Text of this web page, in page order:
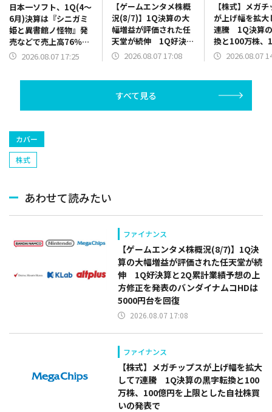
日本一ソフト、1Q(4～
6月)決算は『シニガミ
姫と異書館ノ怪物』発
売などで売上高76％増
に 2Q以降発売の新作
2026.08.07 17:25
【ゲームエンタメ株概
況(8/7)】1Q決算の大
幅増益が評価された任
天堂が続伸 1Q好決算
と2Q累計業績予想の上
2026.08.07 17:08
【株式】メガ
が上げ幅を拡大
連騰 1Q決算
換と100万株、
円を上限とした
2026.08.07
すべて見る
カバー
株式
あわせて読みたい
ファイナンス
【ゲームエンタメ株概況(8/7)】1Q決
算の大幅増益が評価された任天堂が続
伸 1Q好決算と2Q累計業績予想の上
方修正を発表のバンダイナムコHDは
5000円台を回復
2026.08.07 17:08
ファイナンス
【株式】メガチップスが上げ幅を拡大
して7連騰 1Q決算の黒字転換と100
万株、100億円を上限とした自社株買
いの発表で